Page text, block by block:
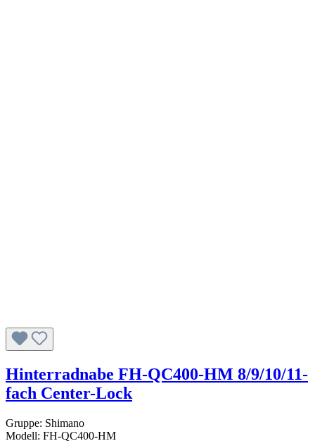
Hinterradnabe FH-QC400-HM 8/9/10/11-
fach Center-Lock
Gruppe: Shimano
Modell: FH-QC400-HM